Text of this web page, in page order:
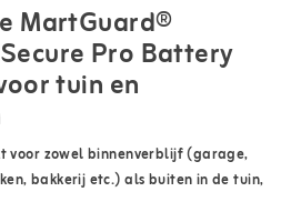
MartGuard®
Pro Battery
tuin en
voor zowel binnenverblijf (garage,
bakkerij etc.) als buiten in de tuin,